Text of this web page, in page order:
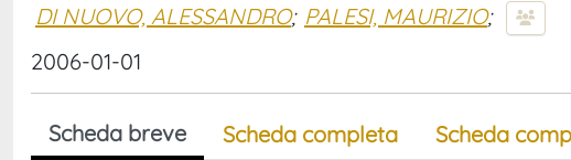
DI NUOVO, ALESSANDRO; PALESI, MAURIZIO;
2006-01-01
Scheda breve Scheda completa Scheda